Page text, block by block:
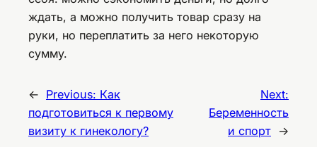
ждать, а можно получить товар сразу на
руки, но переплатить за него некоторую
сумму.
← Previous: Как
подготовиться к первому
визиту к гинекологу?
Next:
Беременность
и спорт →